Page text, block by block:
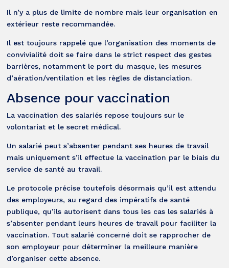
Il n’y a plus de limite de nombre mais leur organisation en
extérieur reste recommandée.
Il est toujours rappelé que l’organisation des moments de
convivialité doit se faire dans le strict respect des gestes
barrières, notamment le port du masque, les mesures
d’aération/ventilation et les règles de distanciation.
Absence pour vaccination
La vaccination des salariés repose toujours sur le
volontariat et le secret médical.
Un salarié peut s’absenter pendant ses heures de travail
mais uniquement s’il effectue la vaccination par le biais du
service de santé au travail.
Le protocole précise toutefois désormais qu’il est attendu
des employeurs, au regard des impératifs de santé
publique, qu’ils autorisent dans tous les cas les salariés à
s’absenter pendant leurs heures de travail pour faciliter la
vaccination. Tout salarié concerné doit se rapprocher de
son employeur pour déterminer la meilleure manière
d’organiser cette absence.